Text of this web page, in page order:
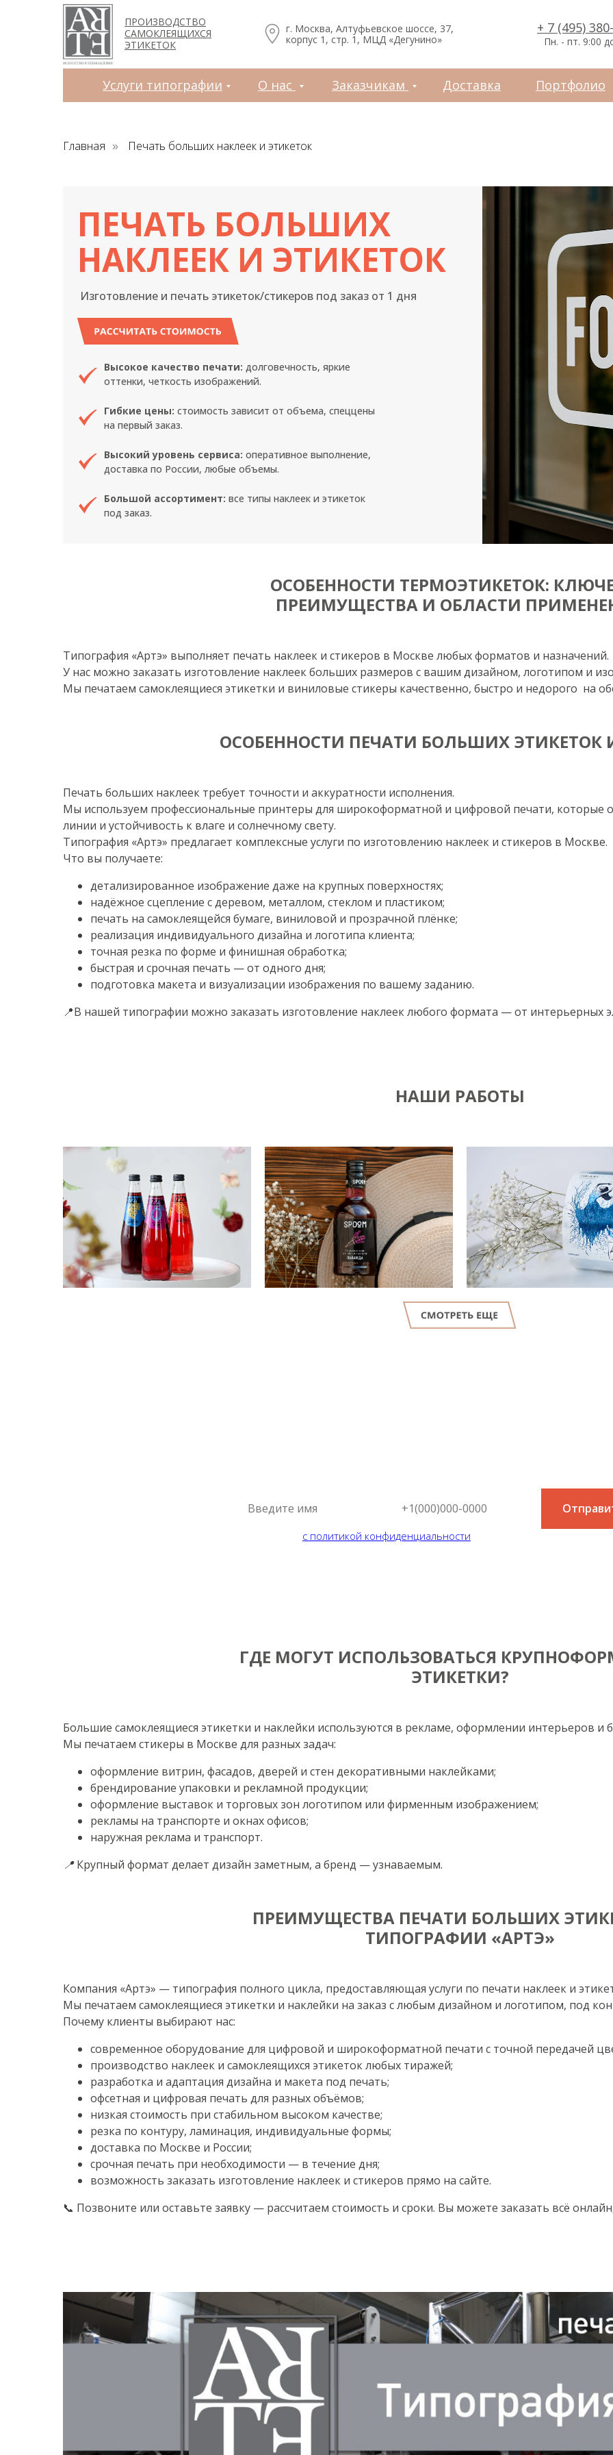
ПРОИЗВОДСТВО
САМОКЛЕЯЩИХСЯ
ЭТИКЕТОК
+ 7 (495)
г. Москва, Алтуфьевское шоссе, 37,
корпус 1, стр. 1, МЦД «Дегунино»
Пн. - пт. 9:00
Услуги типографии О нас Заказчикам Доставка Портфолио
Услуги типографии
Главная » Печать больших наклеек и этикеток
Высокое качество печати: долговечность, яркие
оттенки, четкость изображений.
Гибкие цены: стоимость зависит от объема, спеццены
на первый заказ.
Высокий уровень сервиса: оперативное выполнение,
доставка по России, любые объемы.
РАССЧИТАТЬ СТОИМОСТЬ
Изготовление и печать этикеток/стикеров под заказ от 1 дня
Большой ассортимент: все типы наклеек и этикеток
под заказ.
ПЕЧАТЬ БОЛЬШИХ
НАКЛЕЕК И ЭТИКЕТОК
ОСОБЕННОСТИ ТЕРМОЭТИКЕТОК:
ПРЕИМУЩЕСТВА И ОБЛАСТИ
Типография «Артэ» выполняет печать наклеек и стикеров в Москве любых форматов и назначений.
У нас можно заказать изготовление наклеек больших размеров с вашим дизайном, логотипом и
Мы печатаем самоклеящиеся этикетки и виниловые стикеры качественно, быстро и недорого на
ОСОБЕННОСТИ ПЕЧАТИ БОЛЬШИХ ЭТИКЕТОК
Печать больших наклеек требует точности и аккуратности исполнения.
Мы используем профессиональные принтеры для широкоформатной и цифровой печати, которые
линии и устойчивость к влаге и солнечному свету.
Типография «Артэ» предлагает комплексные услуги по изготовлению наклеек и стикеров в Москве.
Что вы получаете:
детализированное изображение даже на крупных поверхностях;
надёжное сцепление с деревом, металлом, стеклом и пластиком;
печать на самоклеящейся бумаге, виниловой и прозрачной плёнке;
реализация индивидуального дизайна и логотипа клиента;
точная резка по форме и финишная обработка;
быстрая и срочная печать — от одного дня;
подготовка макета и визуализации изображения по вашему заданию.
📍В нашей типографии можно заказать изготовление наклеек любого формата — от интерьерных
НАШИ РАБОТЫ
LET'S GO!
с политикой конфиденциальности
ГДЕ МОГУТ ИСПОЛЬЗОВАТЬСЯ
ЭТИКЕТКИ?
Большие самоклеящиеся этикетки и наклейки используются в рекламе, оформлении интерьеров и
Мы печатаем стикеры в Москве для разных задач:
оформление витрин, фасадов, дверей и стен декоративными наклейками;
брендирование упаковки и рекламной продукции;
оформление выставок и торговых зон логотипом или фирменным изображением;
рекламы на транспорте и окнах офисов;
наружная реклама и транспорт.
📍 Крупный формат делает дизайн заметным, а бренд — узнаваемым.
ПРЕИМУЩЕСТВА ПЕЧАТИ БОЛЬШИХ
ТИПОГРАФИИ «АРТЭ»
Компания «Артэ» — типография полного цикла, предоставляющая услуги по печати наклеек и
Мы печатаем самоклеящиеся этикетки и наклейки на заказ с любым дизайном и логотипом, под
Почему клиенты выбирают нас:
современное оборудование для цифровой и широкоформатной печати с точной передачей
производство наклеек и самоклеящихся этикеток любых тиражей;
разработка и адаптация дизайна и макета под печать;
офсетная и цифровая печать для разных объёмов;
низкая стоимость при стабильном высоком качестве;
резка по контуру, ламинация, индивидуальные формы;
доставка по Москве и России;
срочная печать при необходимости — в течение дня;
возможность заказать изготовление наклеек и стикеров прямо на сайте.
📞 Позвоните или оставьте заявку — рассчитаем стоимость и сроки. Вы можете заказать всё